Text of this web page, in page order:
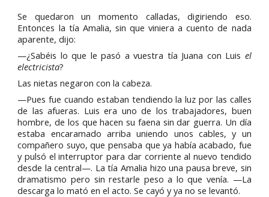
Se quedaron un momento calladas, digiriendo eso.
Entonces la tía Amalia, sin que viniera a cuento de nada
aparente, dijo:
—¿Sabéis lo que le pasó a vuestra tía Juana con Luis el
electricista?
Las nietas negaron con la cabeza.
—Pues fue cuando estaban tendiendo la luz por las calles
de las afueras. Luis era uno de los trabajadores, buen
hombre, de los que hacen su faena sin dar guerra. Un día
estaba encaramado arriba uniendo unos cables, y un
compañero suyo, que pensaba que ya había acabado, fue
y pulsó el interruptor para dar corriente al nuevo tendido
desde la central—. La tía Amalia hizo una pausa breve, sin
dramatismo pero sin restarle peso a lo que venía. —La
descarga lo mató en el acto. Se cayó y ya no se levantó.